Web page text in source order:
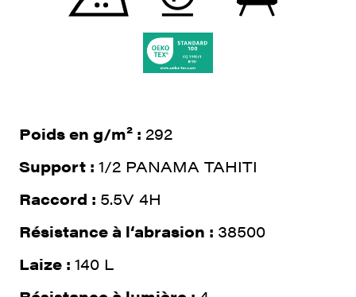
Poids en g/m² : 292
Support : 1/2 PANAMA TAHITI
Raccord : 5.5V 4H
Résistance à l‘abrasion : 38500
Laize : 140 L